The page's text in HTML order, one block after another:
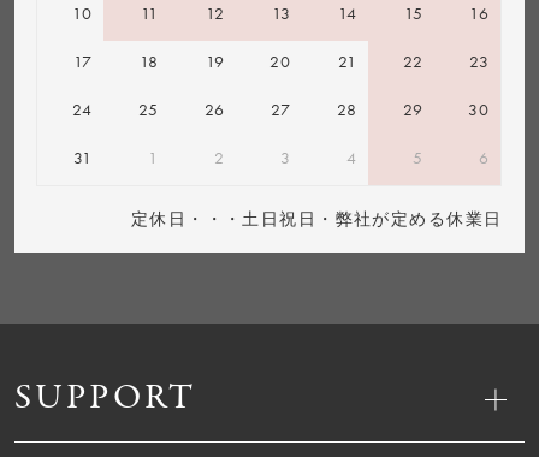
SUPPORT
10 11 12 13 14 15 16
17 18 19 20 21 22 23
24 25 26 27 28 29 30
31 1 2 3 4 5 6
定休日・・・土日祝日・弊社が定める休業日